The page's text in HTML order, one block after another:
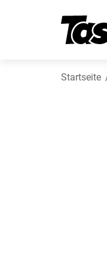
Startseite